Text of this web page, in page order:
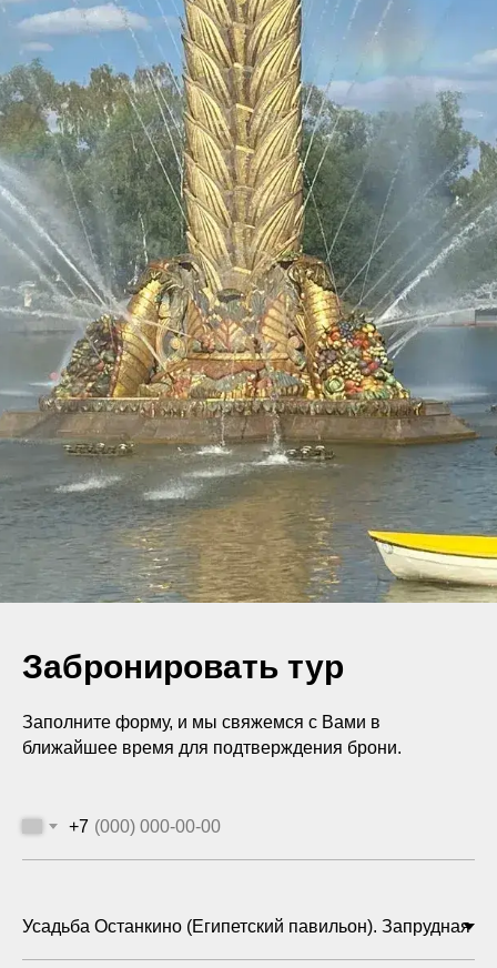
Забронировать тур
Заполните форму, и мы свяжемся с Вами в
ближайшее время для подтверждения брони.
+7